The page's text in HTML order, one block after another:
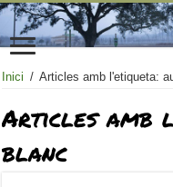
Inici / Articles amb l'etiqueta:
Articles amb
blanc